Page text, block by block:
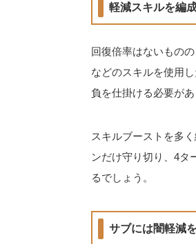
軽減スキルを編
回復倍率はないもの
などのスキルを使用
負を仕掛ける必要があ
スキルブーストを多く
ンだけ守り切り、4タ
るでしょう。
サブには闇軽減